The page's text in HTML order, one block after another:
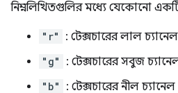
নিম্নলিখিতগুলির মধ্যে যেকোনো
"r" : টেক্সচারের লাল
"g" : টেক্সচারের সবুজ
"b" : টেক্সচারের নীল